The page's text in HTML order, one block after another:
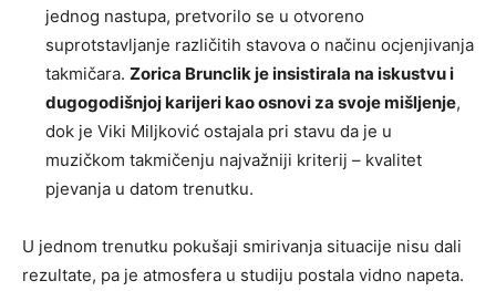
jednog nastupa, pretvorilo se u otvoreno
suprotstavljanje različitih stavova o načinu ocjenjivanja
takmičara. Zorica Brunclik je insistirala na iskustvu i
dugogodišnjoj karijeri kao osnovi za svoje mišljenje,
dok je Viki Miljković ostajala pri stavu da je u
muzičkom takmičenju najvažniji kriterij – kvalitet
pjevanja u datom trenutku.
U jednom trenutku pokušaji smirivanja situacije nisu dali
rezultate, pa je atmosfera u studiju postala vidno napeta.